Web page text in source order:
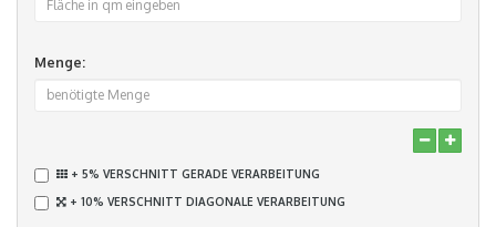
Menge:
+ 5% VERSCHNITT GERADE VERARBEITUNG
+ 10% VERSCHNITT DIAGONALE VERARBEITUNG